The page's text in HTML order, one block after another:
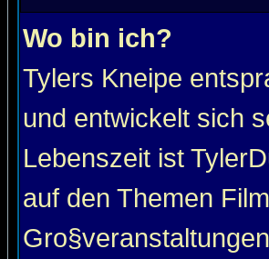
Wo bin ich?
Tylers Kneipe
und entwickelt sich
Lebenszeit ist
auf den Themen